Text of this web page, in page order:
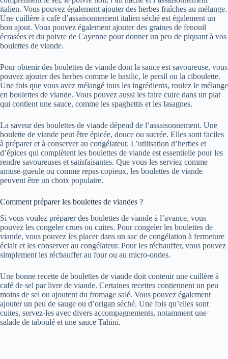
italien. Vous pouvez également ajouter des herbes fraîches au mélange.
Une cuillère à café d’assaisonnement italien séché est également un
bon ajout. Vous pouvez également ajouter des graines de fenouil
écrasées et du poivre de Cayenne pour donner un peu de piquant à vos
boulettes de viande.
Pour obtenir des boulettes de viande dont la sauce est savoureuse, vous
pouvez ajouter des herbes comme le basilic, le persil ou la ciboulette.
Une fois que vous avez mélangé tous les ingrédients, roulez le mélange
en boulettes de viande. Vous pouvez aussi les faire cuire dans un plat
qui contient une sauce, comme les spaghettis et les lasagnes.
La saveur des boulettes de viande dépend de l’assaisonnement. Une
boulette de viande peut être épicée, douce ou sucrée. Elles sont faciles
à préparer et à conserver au congélateur. L’utilisation d’herbes et
d’épices qui complètent les boulettes de viande est essentielle pour les
rendre savoureuses et satisfaisantes. Que vous les serviez comme
amuse-gueule ou comme repas copieux, les boulettes de viande
peuvent être un choix populaire.
Comment préparer les boulettes de viandes ?
Si vous voulez préparer des boulettes de viande à l’avance, vous
pouvez les congeler crues ou cuites. Pour congeler les boulettes de
viande, vous pouvez les placer dans un sac de congélation à fermeture
éclair et les conserver au congélateur. Pour les réchauffer, vous pouvez
simplement les réchauffer au four ou au micro-ondes.
Une bonne recette de boulettes de viande doit contenir une cuillère à
café de sel par livre de viande. Certaines recettes contiennent un peu
moins de sel ou ajoutent du fromage salé. Vous pouvez également
ajouter un peu de sauge ou d’origan séché. Une fois qu’elles sont
cuites, servez-les avec divers accompagnements, notamment une
salade de taboulé et une sauce Tahini.